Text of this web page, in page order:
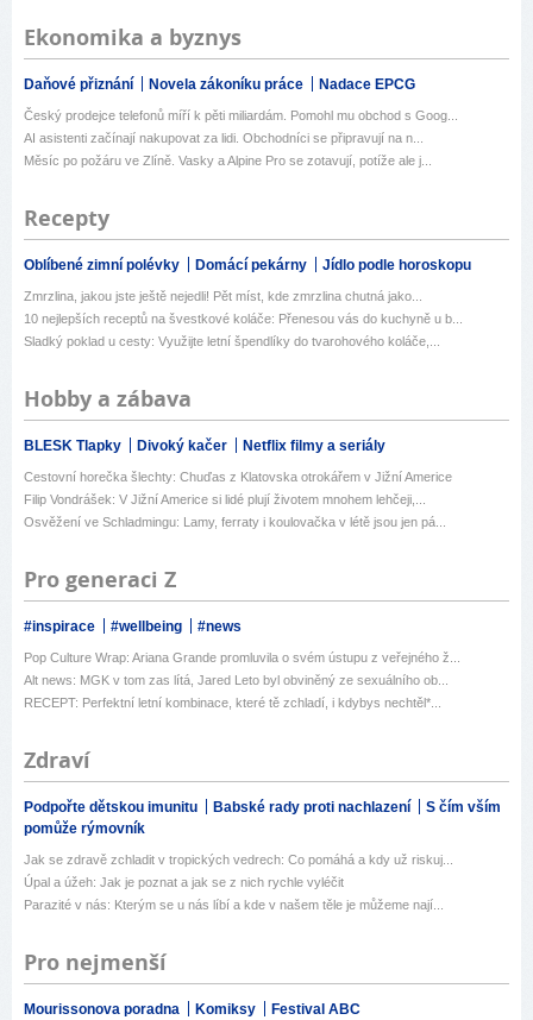
Ekonomika a byznys
Daňové přiznání Novela zákoníku práce Nadace EPCG
Český prodejce telefonů míří k pěti miliardám. Pomohl mu obchod s Goog...
AI asistenti začínají nakupovat za lidi. Obchodníci se připravují na n...
Měsíc po požáru ve Zlíně. Vasky a Alpine Pro se zotavují, potíže ale j...
Recepty
Oblíbené zimní polévky Domácí pekárny Jídlo podle horoskopu
Zmrzlina, jakou jste ještě nejedli! Pět míst, kde zmrzlina chutná jako...
10 nejlepších receptů na švestkové koláče: Přenesou vás do kuchyně u b...
Sladký poklad u cesty: Využijte letní špendlíky do tvarohového koláče,...
Hobby a zábava
BLESK Tlapky Divoký kačer Netflix filmy a seriály
Cestovní horečka šlechty: Chuďas z Klatovska otrokářem v Jižní Americe
Filip Vondrášek: V Jižní Americe si lidé plují životem mnohem lehčeji,...
Osvěžení ve Schladmingu: Lamy, ferraty i koulovačka v létě jsou jen pá...
Pro generaci Z
#inspirace #wellbeing #news
Pop Culture Wrap: Ariana Grande promluvila o svém ústupu z veřejného ž...
Alt news: MGK v tom zas lítá, Jared Leto byl obviněný ze sexuálního ob...
RECEPT: Perfektní letní kombinace, které tě zchladí, i kdybys nechtěl*...
Zdraví
Podpořte dětskou imunitu Babské rady proti nachlazení
S čím vším
pomůže rýmovník
Jak se zdravě zchladit v tropických vedrech: Co pomáhá a kdy už riskuj...
Úpal a úžeh: Jak je poznat a jak se z nich rychle vyléčit
Parazité v nás: Kterým se u nás líbí a kde v našem těle je můžeme nají...
Pro nejmenší
Mourissonova poradna Komiksy Festival ABC